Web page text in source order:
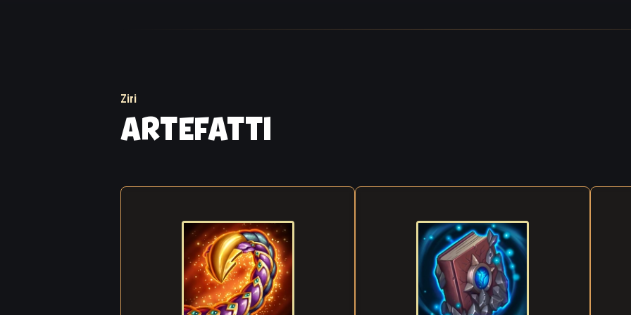
Luce dall'Oscurità. Rispondimi, Akhreb Ummi!»
di rosso cremisi. Così l'ultima erede della famiglia Orman morì e la storia della grande
aristocratica si concluse.
picchiettio alle loro spalle. Si voltarono e i loro volti si contorsero in espressioni di puro
suoi occhi brillavano di un'incrollabile determinazione a rendere giustizia a chi aveva
propri principi e le proprie promesse. Il cuore di Ziri batteva violentemente, come se
per schizzarle fuori dal petto. Ora gli occhi, il corpo e i sentimenti di Akhreb erano suoi.
diventata Akhreb lei stessa! Che sia fatta giustizia!
Oggi, mentre cammina per i corridoi della sua antica dimora, l'onorevole Guardiana
Ziri
ARTEFATTI